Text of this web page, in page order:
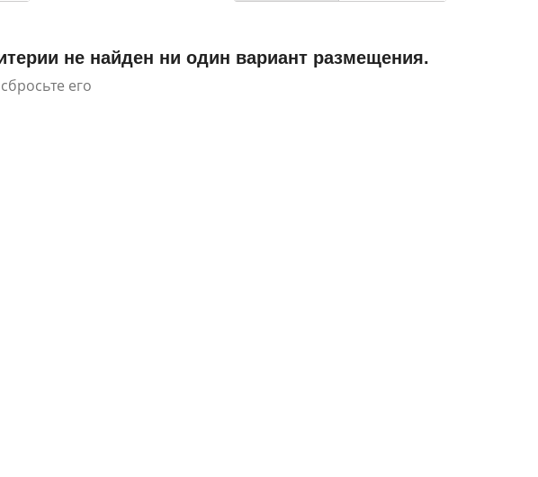
не найден ни один вариант размещения.
его